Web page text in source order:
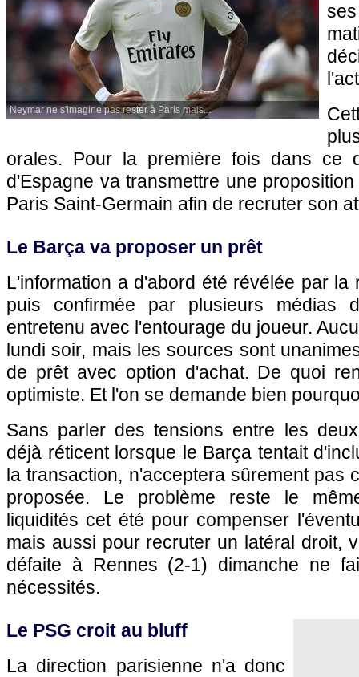
Neymar ne s'imagine pas rester à Paris mais...
orales. Pour la première fois dans ce
d'Espagne va transmettre une
Paris Saint-Germain afin de recruter son
Le Barça va proposer un prêt
L'information a d'abord été révélée par la
puis confirmée par plusieurs médias
entretenu avec l'entourage du joueur.
lundi soir, mais les sources sont
de prêt avec option d'achat. De quoi
optimiste. Et l'on se demande bien
Sans parler des tensions entre les
déjà réticent lorsque le Barça tentait
la transaction, n'acceptera sûrement pas
proposée. Le problème reste le
liquidités cet été pour compenser
mais aussi pour recruter un latéral droit,
défaite à Rennes (2-1) dimanche ne
nécessités.
Le PSG croit au bluff
La direction parisienne n'a donc